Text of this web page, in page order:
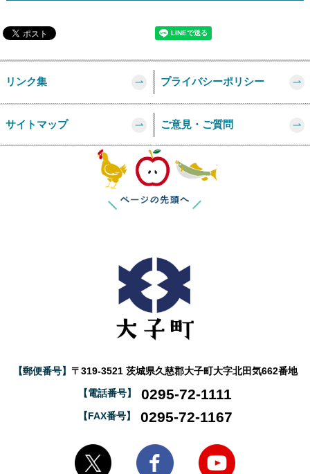
リンク集 プライバシーポリシー
サイトマップ ご意見・ご質問
【郵便番号】 〒319-3521 茨城県久慈郡大子町大字北田気662番地
【電話番号】 0295-72-1111
【FAX番号】 0295-72-1167
大子町Twitter 大子町Facebook